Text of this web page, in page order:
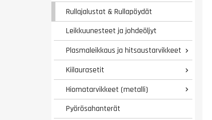
Rullajalustat & Rullapöydät
Leikkuunesteet ja johdeöljyt
Plasmaleikkaus ja hitsaustarvikkeet

Kiilaurasetit 
Hiomatarvikkeet (metalli) 
Pyörösahanterät